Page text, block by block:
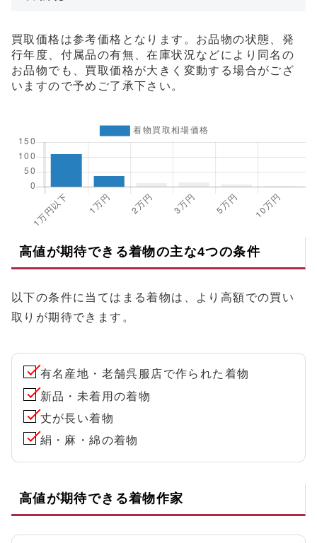
買取価格は参考価格となります。お品物の状態、発
行年度、付属品の有無、在庫状況などにより同名の
お品物でも、買取価格が大きく変動する場合がござ
いますので予めご了承下さい。
高値が期待できる着物の主な4つの条件
以下の条件に当てはまる着物は、より高額での買い
取りが期待できます。
有名産地・老舗呉服店で作られた着物
新品・未着用の着物
丈が長い着物
絹・麻・綿の着物
高値が期待できる着物作家